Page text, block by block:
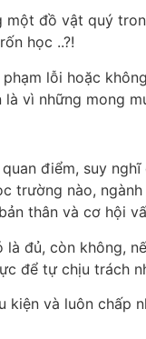
đồ vật quý
học ..?!
lỗi hoặc
vì những mong
điểm, suy
trường nào,
thân và cơ hội
đủ, còn không,
để tự chịu trách
và luôn chấp